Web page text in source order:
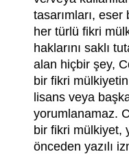
tasarımları, eser
her türlü fikri
haklarını saklı
alan hiçbir şey,
bir fikri
lisans veya
yorumlanamaz.
bir fikri mülkiyet,
önceden yazılı